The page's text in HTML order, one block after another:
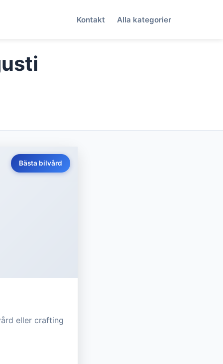
Kontakt Alla kategorier
Bästa bilvård
eller crafting